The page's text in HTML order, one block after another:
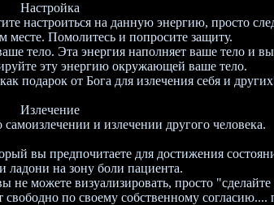
Настройка
настроиться на данную энергию, просто
месте. Помолитесь и попросите защиту.
тело. Эта энергия наполняет ваше тело и
эту энергию окружающей ваше тело.
подарок от Бога для излечения себя и
Излечение
самоизлечении и излечении другого человека.
вы предпочитаете для достижения
ладони на зону боли пациента.
можете визуализировать, просто
по своему собственному согласию....